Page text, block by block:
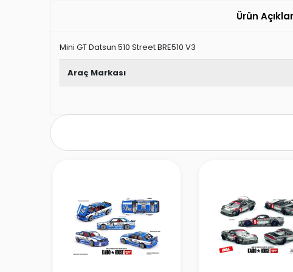
Ürün
Mini GT Datsun 510 Street BRE510 V3
Araç Markası